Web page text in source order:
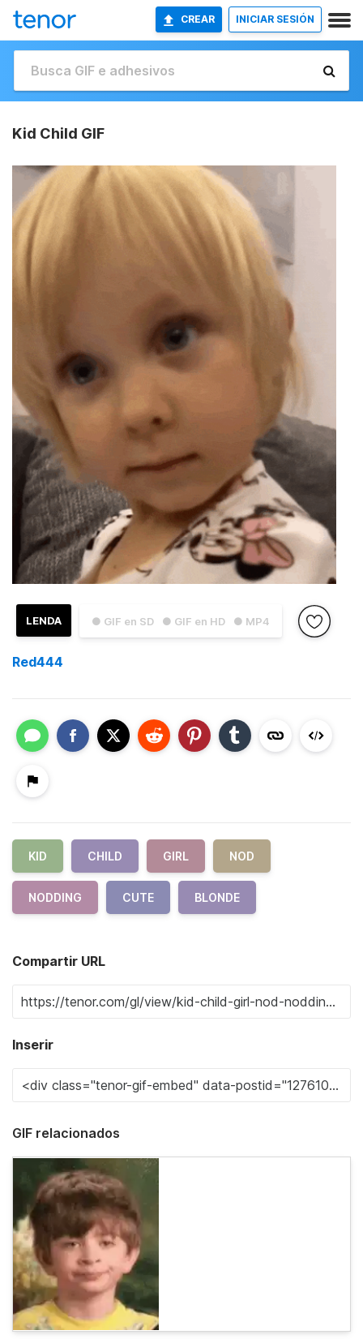
CREAR INICIAR SESIÓN
Kid Child GIF
● GIF en SD ● GIF en HD ● MP4
LENDA
Red444
KID CHILD GIRL NOD
NODDING CUTE BLONDE
Compartir URL
Inserir
GIF relacionados